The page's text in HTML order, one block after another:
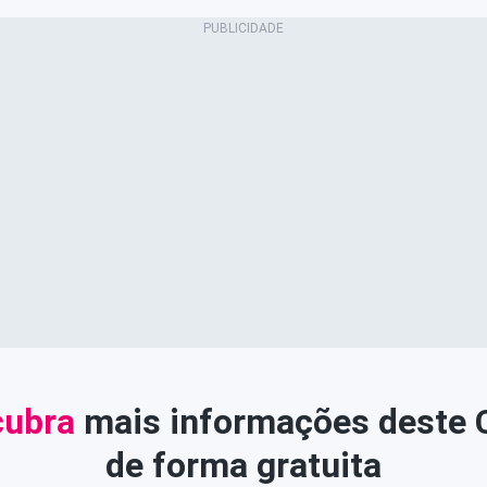
mais informações deste
de forma gratuita